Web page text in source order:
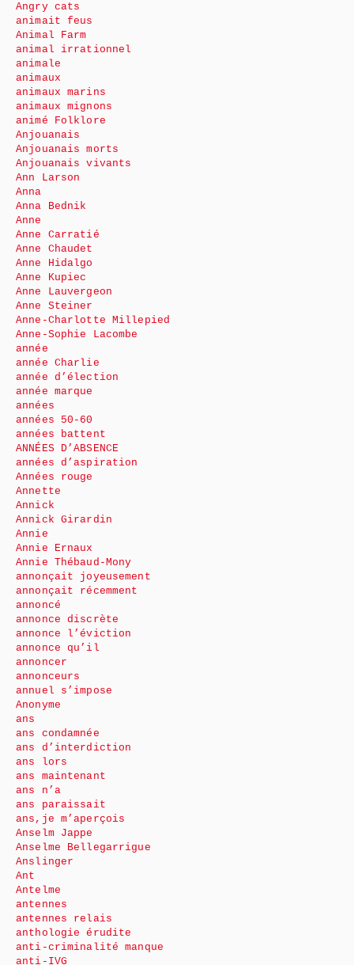
Angry cats
animait feus
Animal Farm
animal irrationnel
animale
animaux
animaux marins
animaux mignons
animé Folklore
Anjouanais
Anjouanais morts
Anjouanais vivants
Ann Larson
Anna
Anna Bednik
Anne
Anne Carratié
Anne Chaudet
Anne Hidalgo
Anne Kupiec
Anne Lauvergeon
Anne Steiner
Anne-Charlotte Millepied
Anne-Sophie Lacombe
année
année Charlie
année d’élection
année marque
années
années 50-60
années battent
ANNÉES D’ABSENCE
années d’aspiration
Années rouge
Annette
Annick
Annick Girardin
Annie
Annie Ernaux
Annie Thébaud-Mony
annonçait joyeusement
annonçait récemment
annoncé
annonce discrète
annonce l’éviction
annonce qu’il
annoncer
annonceurs
annuel s’impose
Anonyme
ans
ans condamnée
ans d’interdiction
ans lors
ans maintenant
ans n’a
ans paraissait
ans,je m’aperçois
Anselm Jappe
Anselme Bellegarrigue
Anslinger
Ant
Antelme
antennes
antennes relais
anthologie érudite
anti-criminalité manque
anti-IVG